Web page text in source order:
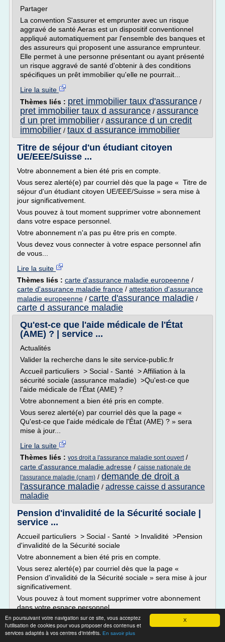
X
En poursuivant votre navigation sur ce site, vous acceptez
l'utilisation de cookies pour vous proposer des contenus et
services adaptés à vos centres d'intérêts. En savoir plus
Partager
La convention S'assurer et emprunter avec un risque
aggravé de santé Aeras est un dispositif conventionnel
appliqué automatiquement par l'ensemble des banques et
des assureurs qui proposent une assurance emprunteur.
Elle permet à une personne présentant ou ayant présenté
un risque aggravé de santé d'obtenir à des conditions
spécifiques un prêt immobilier qu'elle ne pourrait...
Lire la suite
Thèmes liés : pret immobilier taux d'assurance /
pret immobilier taux d assurance / assurance
d un pret immobilier / assurance d un credit
immobilier / taux d assurance immobilier
Titre de séjour d'un étudiant citoyen
UE/EEE/Suisse ...
Votre abonnement a bien été pris en compte.
Vous serez alerté(e) par courriel dès que la page « Titre de
séjour d'un étudiant citoyen UE/EEE/Suisse » sera mise à
jour significativement.
Vous pouvez à tout moment supprimer votre abonnement
dans votre espace personnel.
Votre abonnement n'a pas pu être pris en compte.
Vous devez vous connecter à votre espace personnel afin
de vous...
Lire la suite
Thèmes liés : carte d'assurance maladie europeenne /
carte d'assurance maladie france / attestation d'assurance
maladie europeenne / carte d'assurance maladie /
carte d assurance maladie
Qu'est-ce que l'aide médicale de l'État
(AME) ? | service ...
Actualités
Valider la recherche dans le site service-public.fr
Accueil particuliers > Social - Santé > Affiliation à la
sécurité sociale (assurance maladie) >Qu'est-ce que
l'aide médicale de l'État (AME) ?
Votre abonnement a bien été pris en compte.
Vous serez alerté(e) par courriel dès que la page «
Qu'est-ce que l'aide médicale de l'État (AME) ? » sera
mise à jour...
Lire la suite
Thèmes liés : vos droit a l'assurance maladie sont ouvert/
carte d'assurance maladie adresse / caisse nationale de
l'assurance maladie (cnam) / demande de droit a
l'assurance maladie / adresse caisse d assurance
maladie
Pension d'invalidité de la Sécurité sociale |
service ...
Accueil particuliers > Social - Santé > Invalidité >Pension
d'invalidité de la Sécurité sociale
Votre abonnement a bien été pris en compte.
Vous serez alerté(e) par courriel dès que la page «
Pension d'invalidité de la Sécurité sociale » sera mise à jour
significativement.
Vous pouvez à tout moment supprimer votre abonnement
dans votre espace personnel.
Votre abonnement...
Lire la suite